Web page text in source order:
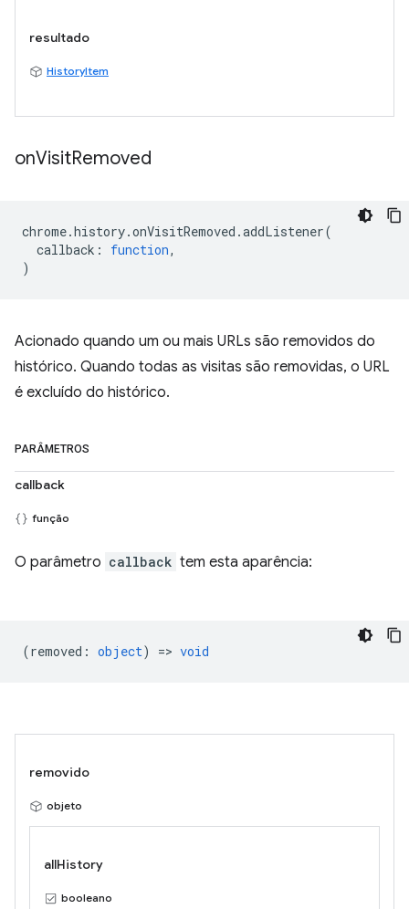
resultado
HistoryItem
onVisitRemoved
chrome.history.onVisitRemoved .addListener(
callback : function,
)
Acionado quando um ou mais URLs são removidos do
histórico. Quando todas as visitas são removidas, o URL
é excluído do histórico.
PARÂMETROS
callback
função
O parâmetro callback tem esta aparência:
(removed : object) => void
removido
objeto
allHistory
booleano